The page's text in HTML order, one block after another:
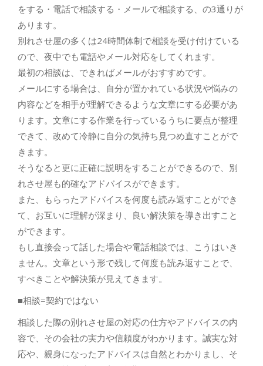
をする・電話で相談する・メールで相談する、の3通りが
あります。
別れさせ屋の多くは24時間体制で相談を受け付けている
ので、夜中でも電話やメール対応をしてくれます。
最初の相談は、できればメールがおすすめです。
メールにする場合は、自分が置かれている状況や悩みの
内容などを相手が理解できるような文章にする必要があ
ります。文章にする作業を行っているうちに要点が整理
できて、改めて冷静に自分の気持ち見つめ直すことがで
きます。
そうなると更に正確に説明をすることができるので、別
れさせ屋も的確なアドバイスができます。
また、もらったアドバイスを何度も読み返すことができ
て、お互いに理解が深まり、良い解決策を導き出すこと
ができます。
もし直接会って話した場合や電話相談では、こうはいき
ません。文章という形で残して何度も読み返すことで、
すべきことや解決策が見えてきます。
■相談=契約ではない
相談した際の別れさせ屋の対応の仕方やアドバイスの内
容で、その会社の実力や信頼度がわかります。誠実な対
応や、親身になったアドバイスは自然とわかりまし、そ